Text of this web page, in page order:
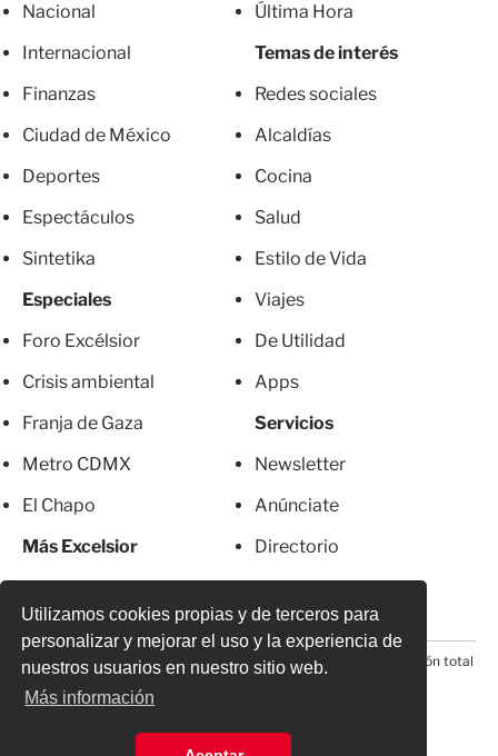
Utilizamos cookies propias y de terceros para
personalizar y mejorar el uso y la experiencia de
nuestros usuarios en nuestro sitio web.
Más información
Nacional
Internacional
Finanzas
Ciudad de México
Deportes
Espectáculos
Sintetika
Especiales
Foro Excélsior
Crisis ambiental
Franja de Gaza
Metro CDMX
El Chapo
Más Excelsior
Última Hora
Temas de interés
Redes sociales
Alcaldías
Cocina
Salud
Estilo de Vida
Viajes
De Utilidad
Apps
Servicios
Newsletter
Anúnciate
Directorio
© 2026 Todos los derechos reservados. Prohibida la reproducción total
o parcial, incluyendo cualquier medio electrónico*